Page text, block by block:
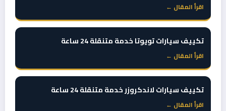
اقرأ المقال ←
تكييف سيارات تويوتا خدمة متنقلة 24 ساعة
اقرأ المقال ←
تكييف سيارات لاندكروزر خدمة متنقلة 24 ساعة
اقرأ المقال ←